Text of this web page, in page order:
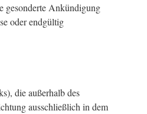
gesonderte Ankündigung
oder endgültig
die außerhalb des
ausschließlich in dem